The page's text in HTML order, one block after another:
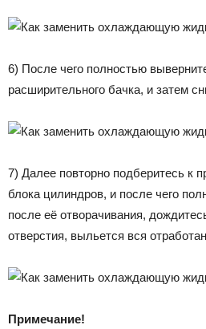
6) После чего полностью
расширительного бачка, и затем
7) Далее повторно подберитесь к
блока цилиндров, и после чего
после её отворачивания,
отверстия, выльется вся
Примечание!